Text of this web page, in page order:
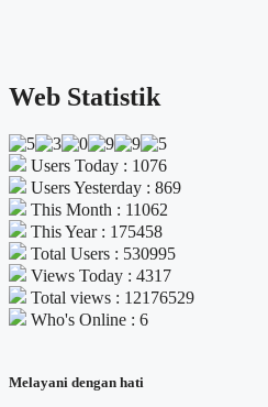
Web Statistik
Users Today : 1076
Users Yesterday : 869
This Month : 11062
This Year : 175458
Total Users : 530995
Views Today : 4317
Total views : 12176529
Who's Online : 6
Melayani dengan hati